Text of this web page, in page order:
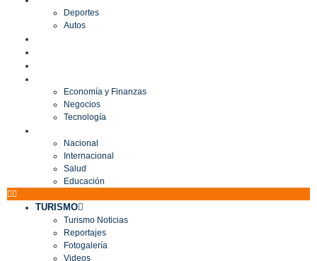
Deportes
Autos
Economía y Finanzas
Negocios
Tecnología
Nacional
Internacional
Salud
Educación
TURISMO
Turismo Noticias
Reportajes
Fotogalería
Videos